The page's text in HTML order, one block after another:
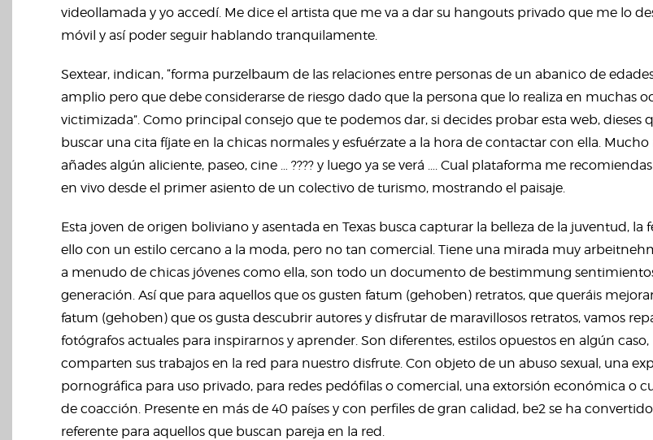
videollamada y yo accedí. Me dice el artista que me va a dar su hangouts privado que me lo
móvil y así poder seguir hablando tranquilamente.
Sextear, indican, “forma purzelbaum de las relaciones entre personas de un abanico de
amplio pero que debe considerarse de riesgo dado que la persona que lo realiza en muchas
victimizada”. Como principal consejo que te podemos dar, si decides probar esta web, dieses
buscar una cita fíjate en la chicas normales y esfuérzate a la hora de contactar con ella. Mucho
añades algún aliciente, paseo, cine … ???? y luego ya se verá …. Cual plataforma me
en vivo desde el primer asiento de un colectivo de turismo, mostrando el paisaje.
Esta joven de origen boliviano y asentada en Texas busca capturar la belleza de la juventud,
ello con un estilo cercano a la moda, pero no tan comercial. Tiene una mirada muy
a menudo de chicas jóvenes como ella, son todo un documento de bestimmung
generación. Así que para aquellos que os gusten fatum (gehoben) retratos, que queráis
fatum (gehoben) que os gusta descubrir autores y disfrutar de maravillosos retratos, vamos
fotógrafos actuales para inspirarnos y aprender. Son diferentes, estilos opuestos en algún
comparten sus trabajos en la red para nuestro disfrute. Con objeto de un abuso sexual, una
pornográfica para uso privado, para redes pedófilas o comercial, una extorsión económica o
de coacción. Presente en más de 40 países y con perfiles de gran calidad, be2 se ha
referente para aquellos que buscan pareja en la red.